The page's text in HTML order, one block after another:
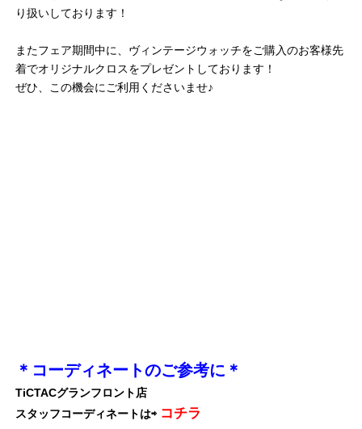
り扱いしております！
またフェア期間中に、ヴィンテージウォッチをご購入のお客様先
着でオリジナルクロスをプレゼントしております！
ぜひ、この機会にご利用くださいませ♪
＊コーディネートのご参考に＊
TiCTACグランフロント店
スタッフコーディネートは⇨ コチラ